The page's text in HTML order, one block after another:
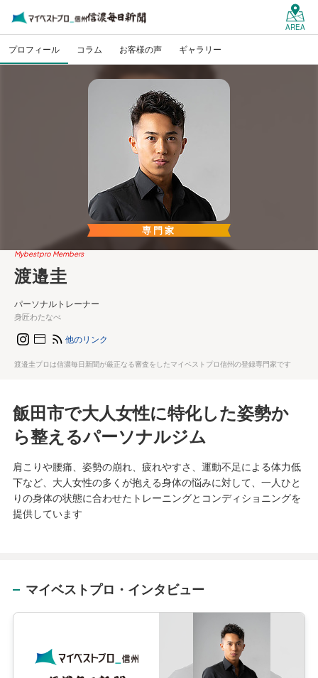
AREA
プロフィール コラム お客様の声 ギャラリー
専門家
Mybestpro Members
渡邉圭
パーソナルトレーナー
身匠わたなべ
他のリンク
渡邉圭プロは信濃毎日新聞が厳正なる審査をしたマイベストプロ信州の登録専門家です
飯田市で大人女性に特化した姿勢か
ら整えるパーソナルジム
肩こりや腰痛、姿勢の崩れ、疲れやすさ、運動不足による体力低
下など、大人女性の多くが抱える身体の悩みに対して、一人ひと
りの身体の状態に合わせたトレーニングとコンディショニングを
提供しています
マイベストプロ・インタビュー